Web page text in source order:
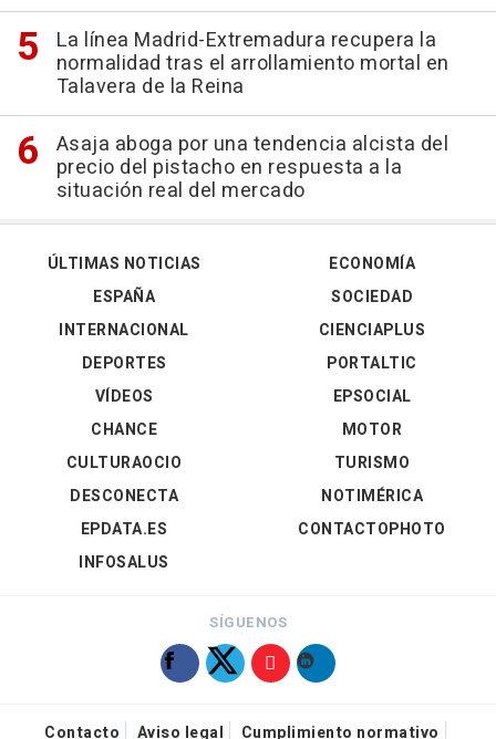
La línea Madrid-Extremadura recupera la
normalidad tras el arrollamiento mortal en
Talavera de la Reina
Asaja aboga por una tendencia alcista del
precio del pistacho en respuesta a la
situación real del mercado
ÚLTIMAS NOTICIAS
ESPAÑA
INTERNACIONAL
DEPORTES
VÍDEOS
ECONOMÍA
SOCIEDAD
CIENCIAPLUS
PORTALTIC
EPSOCIAL
CHANCE
CULTURAOCIO
DESCONECTA
EPDATA.ES
INFOSALUS
MOTOR
TURISMO
NOTIMÉRICA
CONTACTOPHOTO
SÍGUENOS
Contacto Aviso legal Cumplimiento normativo